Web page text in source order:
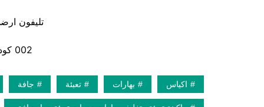
تليفون ارضي
002 كود مصر قبل الرقم
اكياس بهارات تعبئة جافة